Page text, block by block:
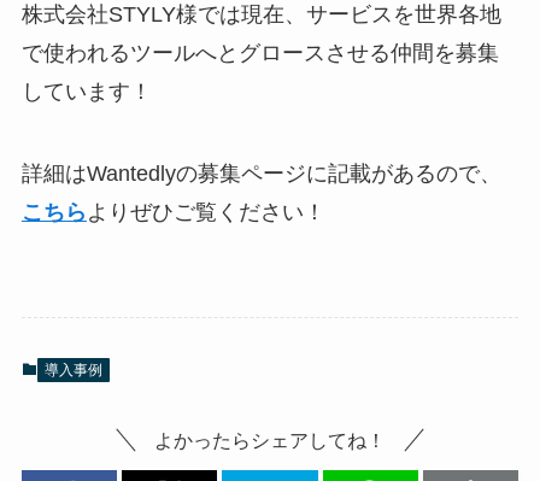
株式会社STYLY様では現在、サービスを世界各地
で使われるツールへとグロースさせる仲間を募集
しています！
詳細はWantedlyの募集ページに記載があるので、
こちら よりぜひご覧ください！
導入事例
よかったらシェアしてね！